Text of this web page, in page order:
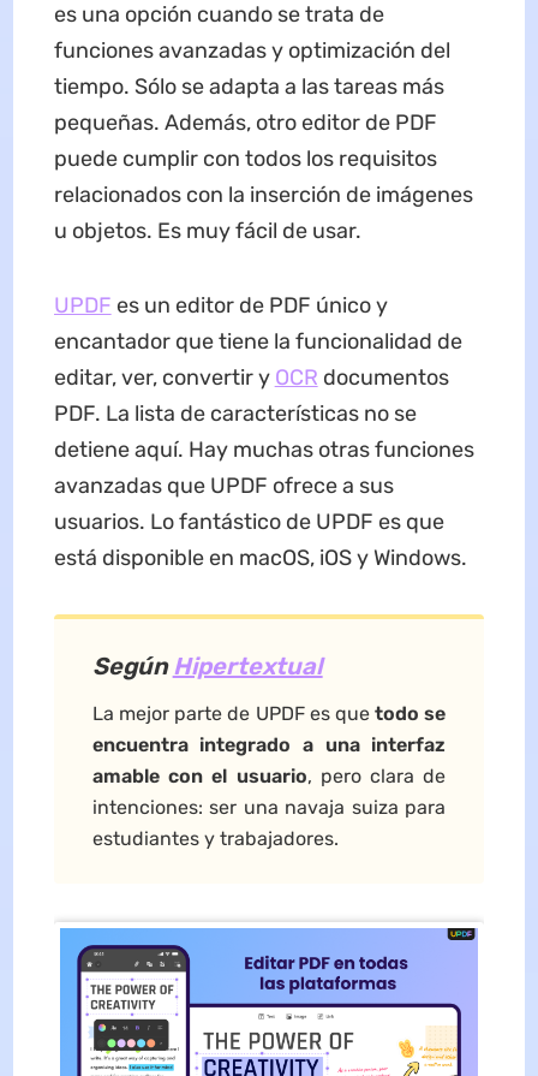
es una opción cuando se trata de
funciones avanzadas y optimización del
tiempo. Sólo se adapta a las tareas más
pequeñas. Además, otro editor de PDF
puede cumplir con todos los requisitos
relacionados con la inserción de imágenes
u objetos. Es muy fácil de usar.
UPDF es un editor de PDF único y
encantador que tiene la funcionalidad de
editar, ver, convertir y OCR documentos
PDF. La lista de características no se
detiene aquí. Hay muchas otras funciones
avanzadas que UPDF ofrece a sus
usuarios. Lo fantástico de UPDF es que
está disponible en macOS, iOS y Windows.
SegúnHipertextual
La mejor parte de UPDF es quetodo se
encuentra integrado a una interfaz
amable con el usuario, pero clara de
intenciones: ser una navaja suiza para
estudiantes y trabajadores.